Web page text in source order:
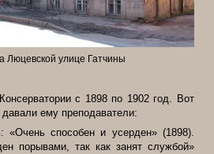
улице Гатчины
с 1898 по 1902 год. Вот
давали ему преподаватели:
«Очень способен и усерден» (1898).
порывами, так как занят службой»